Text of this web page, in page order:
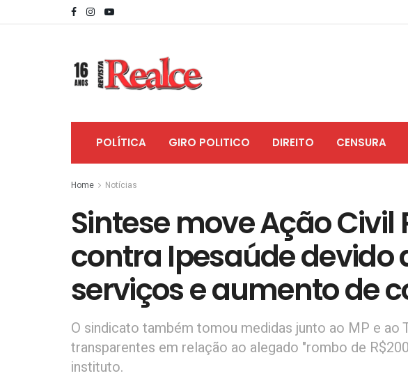
POLÍTICA GIRO POLITICO DIREITO CENSURA
Home Notícias
Sintese move Ação Civil
contra Ipesaúde devido
serviços e aumento de
O sindicato também tomou medidas junto ao MP e ao
transparentes em relação ao alegado "rombo de
instituto.